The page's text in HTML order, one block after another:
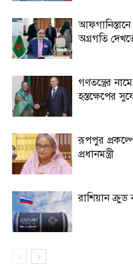
অগ্রগতি
গণতন্ত্রের
হস্তক্ষেপের
রূপপুর
প্রধানমন্ত্রী
রাশিয়ান